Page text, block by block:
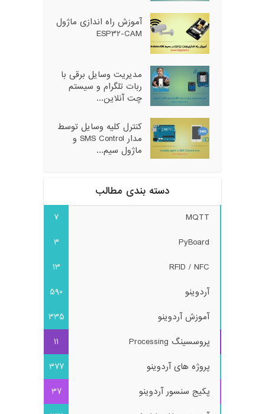
آموزش راه اندازی ماژول
ESP32-CAM
مدیریت وسایل برقی با
ربات تلگرام و سیستم
چت آنلاین...
کنترل کلیه وسایل توسط
مدار SMS Control و
ماژول سیم...
دسته بندی مطالب
MQTT
7
PyBoard
3
RFID / NFC
13
آردوینو
590
آموزش آردوینو
335
پروسسینگ Processing
11
پروژه های آردوینو
377
پکیج سنسور آردوینو
37